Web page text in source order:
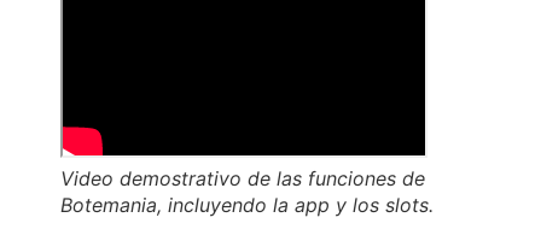
Video demostrativo de las funciones de
Botemania, incluyendo la app y los slots.